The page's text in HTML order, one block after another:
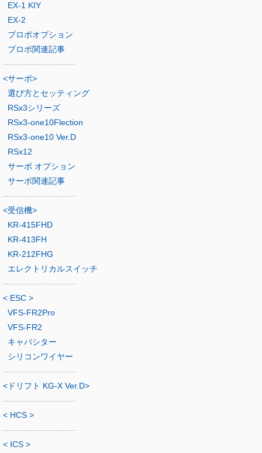
EX-1 KIY
EX-2
プロポオプション
プロポ関連記事
-------------------------
<サーボ>
選び方とセッティング
RSx3シリーズ
RSx3-one10Flection
RSx3-one10 Ver.D
RSx12
サーボ オプション
サーボ関連記事
-------------------------
<受信機>
KR-415FHD
KR-413FH
KR-212FHG
エレクトリカルスイッチ
-------------------------
< ESC >
VFS-FR2Pro
VFS-FR2
キャパシター
シリコンワイヤー
-------------------------
<ドリフト KG-X Ver.D>
-------------------------
< HCS >
-------------------------
< ICS >